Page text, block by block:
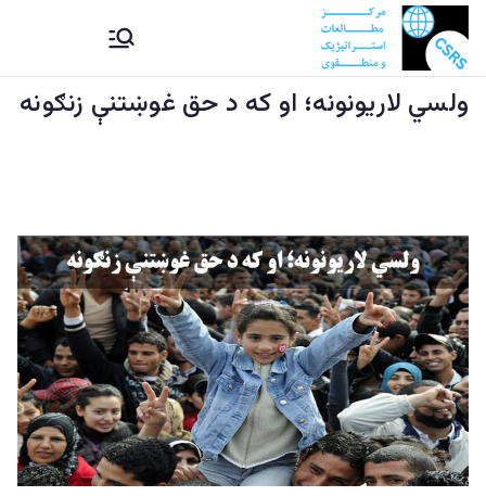
to
content
CSRS |
مرکز
استراتیژيک
و منطقوی |
د
ستراتېژیکو
او سیمه
مرکز مطالعات استراتیژيک و
منطقوی دستراتېژیکو او
سیمه ییزو څېړنو مرکز
ولسي لاریونونه؛ او که د حق غوښتنې زنګونه